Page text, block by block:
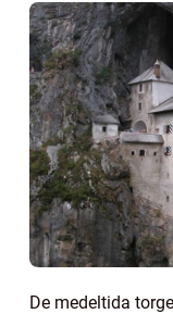
De medeltida